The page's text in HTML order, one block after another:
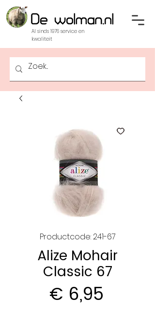
Al sinds 1976 service en
kwaliteit
Productcode: 241-67
Alize Mohair
Classic 67
€ 6,95